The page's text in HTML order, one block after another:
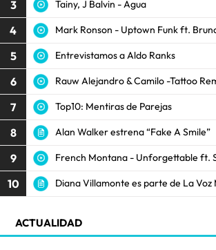
3 Tainy, J Balvin - Agua
4 Mark Ronson - Uptown Funk ft.
5 Entrevistamos a Aldo Ranks
6 Rauw Alejandro & Camilo -Tattoo
7 Top10: Mentiras de Parejas
8 Alan Walker estrena “Fake A Smile”
9 French Montana - Unforgettable ft.
10 Diana Villamonte es parte de La Voz
ACTUALIDAD